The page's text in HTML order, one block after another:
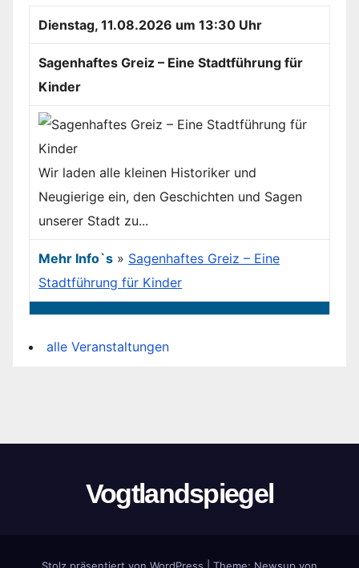
Dienstag, 11.08.2026 um 13:30 Uhr
Sagenhaftes Greiz – Eine Stadtführung für
Kinder
Wir laden alle kleinen Historiker und
Neugierige ein, den Geschichten und Sagen
unserer Stadt zu...
Mehr Info`s » Sagenhaftes Greiz – Eine
Stadtführung für Kinder
alle Veranstaltungen
Vogtlandspiegel